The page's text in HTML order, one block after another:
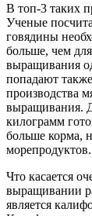
В топ-3 таких
Ученые
говядины
больше, чем
выращивания
попадают
производства
выращивания.
килограмм
больше корма,
морепродуктов.
Что касается
выращивании
является